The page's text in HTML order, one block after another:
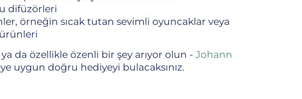
difüzörleri
örneğin sıcak tutan sevimli oyuncaklar veya
da özellikle özenli bir şey arıyor olun - Johann
uygun doğru hediyeyi bulacaksınız.